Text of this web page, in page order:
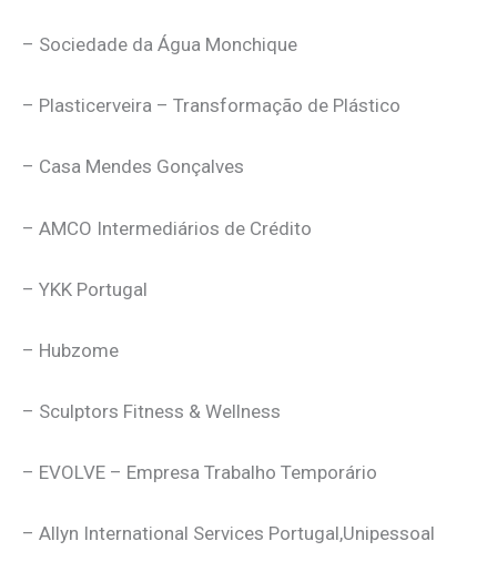
– Sociedade da Água Monchique
– Plasticerveira – Transformação de Plástico
– Casa Mendes Gonçalves
– AMCO Intermediários de Crédito
– YKK Portugal
– Hubzome
– Sculptors Fitness & Wellness
– EVOLVE – Empresa Trabalho Temporário
– Allyn International Services Portugal,Unipessoal